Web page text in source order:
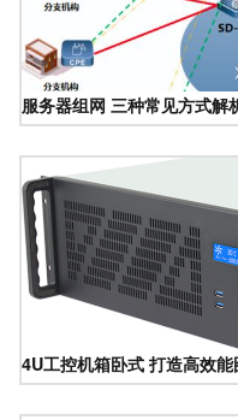
服务器组网 三种常见方式解
4U工控机箱卧式 打造高效